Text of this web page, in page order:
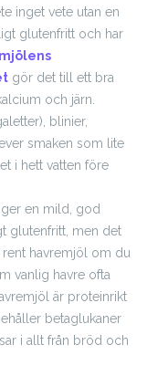
inget vete utan en
glutenfritt och har
gör det till ett bra
och järn.
blinier,
smaken som lite
i hett vatten före
en mild, god
glutenfritt, men det
rent havremjöl om du
vanlig havre ofta
är proteinrikt
betaglukaner
i allt från bröd och